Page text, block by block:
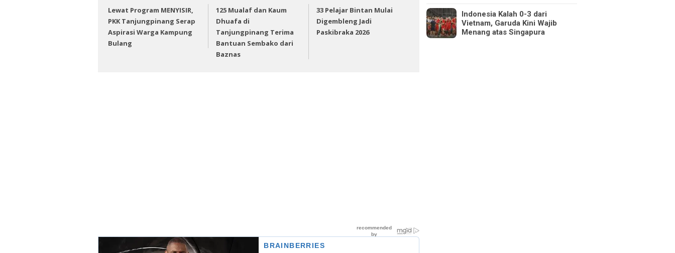
Lewat Program MENYISIR,
PKK Tanjungpinang Serap
Aspirasi Warga Kampung
Bulang
125 Mualaf dan Kaum
Dhuafa di
Tanjungpinang Terima
Bantuan Sembako dari
Baznas
33 Pelajar Bintan Mulai
Digembleng Jadi
Paskibraka 2026
Indonesia Kalah 0-3 dari
Vietnam, Garuda Kini Wajib
Menang atas Singapura